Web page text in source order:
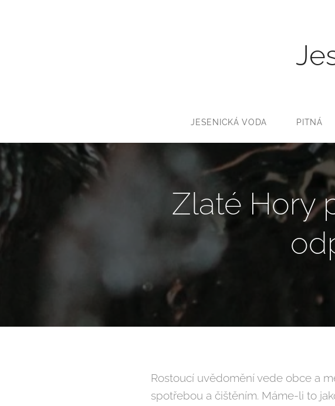
JESENICKÁ VODA PITNÁ
Zlaté Hory
Rostoucí uvědomění vede obce a
spotřebou a čištěním. Máme-li to